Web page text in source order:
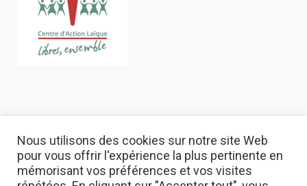
Nous utilisons des cookies sur notre site Web
pour vous offrir l'expérience la plus pertinente en
mémorisant vos préférences et vos visites